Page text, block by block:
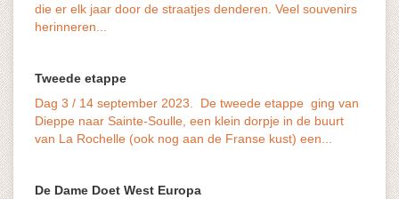
die er elk jaar door de straatjes denderen. Veel souvenirs
herinneren...
Tweede etappe
Dag 3 / 14 september 2023. De tweede etappe ging van
Dieppe naar Sainte-Soulle, een klein dorpje in de buurt
van La Rochelle (ook nog aan de Franse kust) een...
De Dame Doet West Europa
last